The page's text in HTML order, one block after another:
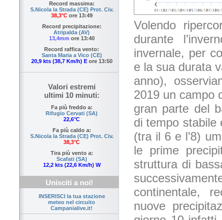
Record massima:
S.Nicola la Strada (CE) Prot. Civ.
38,3°Core 13:49
Record precipitazione:
Atripalda (AV)
13,4mm ore 13:40
Record raffica vento:
Santa Maria a Vico (CE)
20,9 kts (38,7 Km/h) Eore 13:50
Valori estremi
ultimi 10 minuti:
Fa più freddo a:
Rifugio Cervati (SA)
22,6°C
Fa più caldo a:
S.Nicola la Strada (CE) Prot. Civ.
38,3°C
Tira più vento a:
Scafati (SA)
12,2 kts (22,6 Km/h) W
Unisciti a noi!
INSERISCI la tua stazione
meteo nel circuito
Campanialive.it!
Volendo
durante
invernale, per
e la sua durata
anno),
2019 un campo
gran parte del
di tempo stabile
(tra il 6 e l’8)
le prime
struttura di
continentale,
nuove